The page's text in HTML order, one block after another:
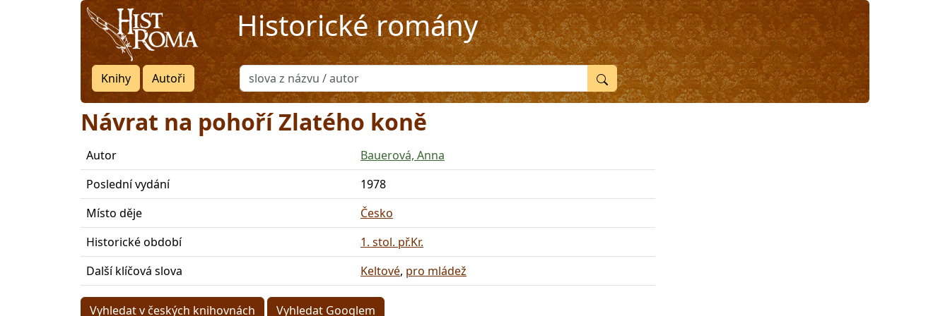
Historické romány
Knihy Autoři
Návrat na pohoří Zlatého koně
Autor
Bauerová, Anna
Poslední vydání
1978
Místo děje
Česko
Historické období
1. stol. př.Kr.
Další klíčová slova
Keltové, pro mládež
Vyhledat v českých knihovnách Vyhledat Googlem